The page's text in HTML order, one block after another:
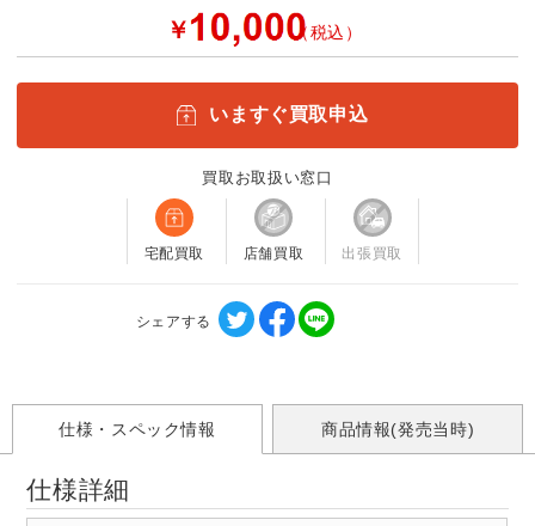
￥ （税込）
いますぐ買取申込
買取お取扱い窓口
宅配買取 店舗買取 出張買取
シェアする
仕様・スペック情報 商品情報(発売当時)
仕様詳細